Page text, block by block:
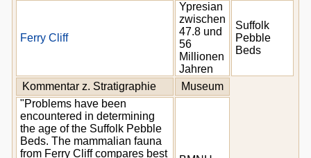
Ferry Cliff
Ypresian
zwischen
47.8 und
56
Millionen
Jahren
Suffolk
Pebble
Beds
Kommentar z. Stratigraphie
Museum
"Problems have been
encountered in determining
the age of the Suffolk Pebble
Beds. The mammalian fauna
from Ferry Cliff compares best